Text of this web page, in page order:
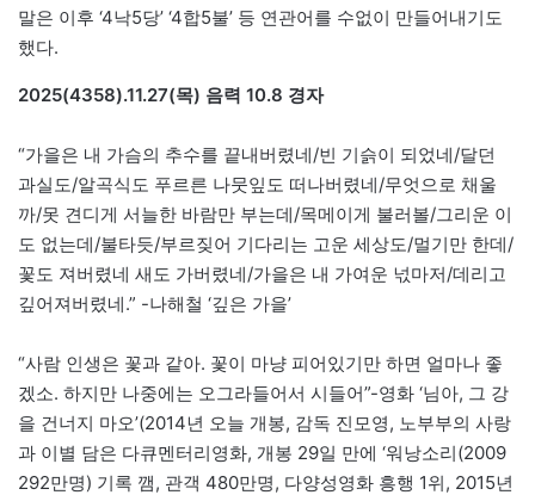
말은 이후 ‘4낙5당’ ‘4합5불’ 등 연관어를 수없이 만들어내기도
했다.
2025(4358).11.27(목) 음력 10.8 경자
“가을은 내 가슴의 추수를 끝내버렸네/빈 기슭이 되었네/달던
과실도/알곡식도 푸르른 나뭇잎도 떠나버렸네/무엇으로 채울
까/못 견디게 서늘한 바람만 부는데/목메이게 불러볼/그리운 이
도 없는데/불타듯/부르짖어 기다리는 고운 세상도/멀기만 한데/
꽃도 져버렸네 새도 가버렸네/가을은 내 가여운 넋마저/데리고
깊어져버렸네.” -나해철 ‘깊은 가을’
“사람 인생은 꽃과 같아. 꽃이 마냥 피어있기만 하면 얼마나 좋
겠소. 하지만 나중에는 오그라들어서 시들어”-영화 ‘님아, 그 강
을 건너지 마오’(2014년 오늘 개봉, 감독 진모영, 노부부의 사랑
과 이별 담은 다큐멘터리영화, 개봉 29일 만에 ‘워낭소리(2009
292만명) 기록 깸, 관객 480만명, 다양성영화 흥행 1위, 2015년